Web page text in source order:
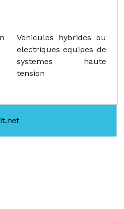
Vehicules hybrides ou
electriques equipes de
systemes haute
tension